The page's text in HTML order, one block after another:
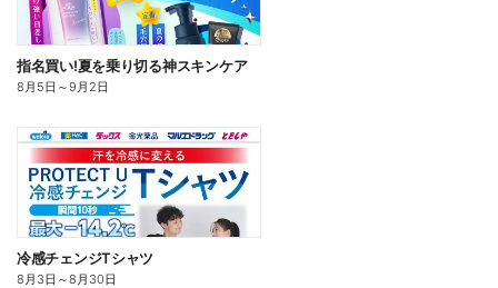
指名買い!夏を乗り切る神スキンケア
8月5日 ～9月2日
冷感チェンジTシャツ
8月3日 ～8月30日